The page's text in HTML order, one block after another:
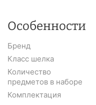
Особенности
Бренд
Класс шелка
Количество
предметов в наборе
Комплектация